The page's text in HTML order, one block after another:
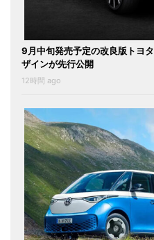
9月中旬発売予定の改良版トヨ
ザインが先行公開
12時間 ago